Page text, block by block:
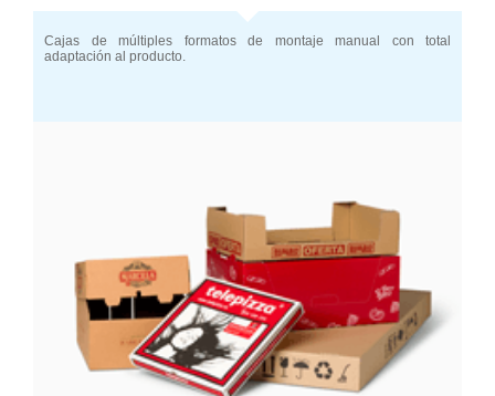
Cajas de múltiples formatos de montaje manual con total
adaptación al producto.